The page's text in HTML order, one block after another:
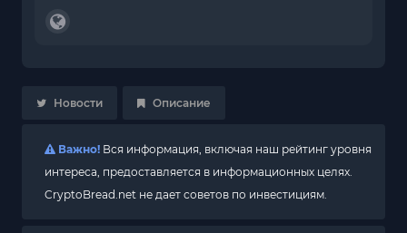
Новости Описание
Важно! Вся информация, включая наш рейтинг уровня
интереса, предоставляется в информационных целях.
CryptoBread.net не дает советов по инвестициям.